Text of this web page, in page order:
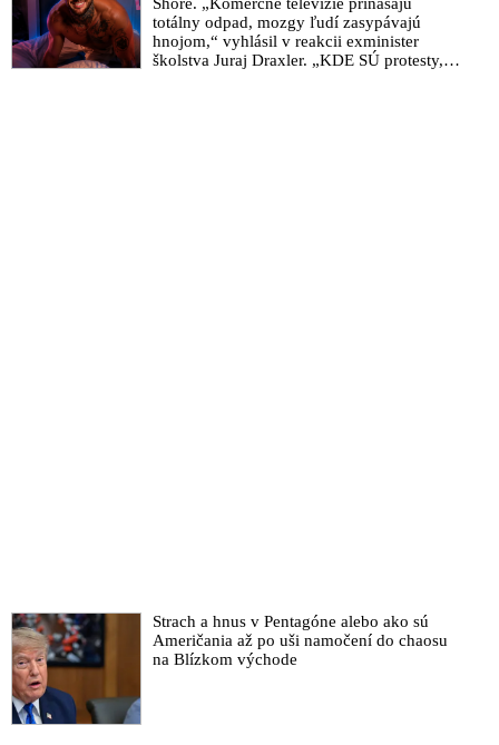
totálny odpad, mozgy ľudí zasypávajú
hnojom,“ vyhlásil v reakcii exminister
školstva Juraj Draxler. „KDE SÚ protesty,
Strach a hnus v Pentagóne alebo ako sú
Američania až po uši namočení do chaosu
na Blízkom východe